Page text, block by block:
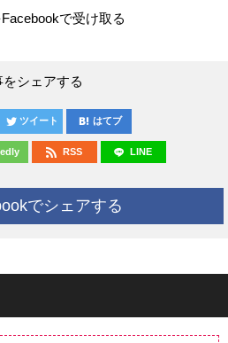
で受け取る
をシェアする
ツイート はてブ
RSS LINE
でシェアする